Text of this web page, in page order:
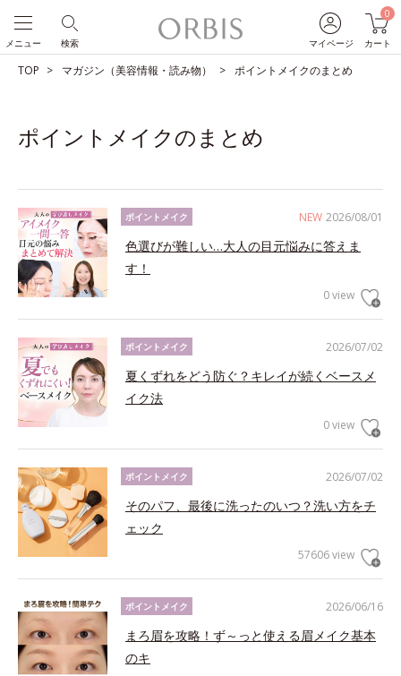
マイページ
0
カート
検索
メニュー
TOP マガジン（美容情報・読み物） ポイントメイクのまとめ
ポイントメイクのまとめ
NEW 2026/08/01
ポイントメイク
色選びが難しい…大人の目元悩みに答えま
す！
0 view
2026/07/02
ポイントメイク
夏くずれをどう防ぐ？キレイが続くベースメ
イク法
0 view
2026/07/02
ポイントメイク
そのパフ、最後に洗ったのいつ？洗い方をチ
ェック
57606 view
2026/06/16
ポイントメイク
まろ眉を攻略！ず～っと使える眉メイク基本
のキ